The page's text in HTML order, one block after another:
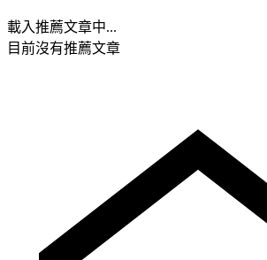
載入推薦文章中...
目前沒有推薦文章